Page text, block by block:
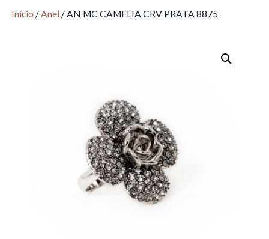
Início /Anel / AN MC CAMELIA CRV PRATA 8875